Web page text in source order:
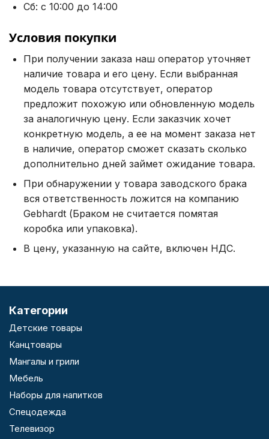
Сб: с 10:00 до 14:00
Условия покупки
При получении заказа наш оператор уточняет
наличие товара и его цену. Если выбранная
модель товара отсутствует, оператор
предложит похожую или обновленную модель
за аналогичную цену. Если заказчик хочет
конкретную модель, а ее на момент заказа нет
в наличие, оператор сможет сказать сколько
дополнительно дней займет ожидание товара.
При обнаружении у товара заводского брака
вся ответственность ложится на компанию
Gebhardt (Браком не считается помятая
коробка или упаковка).
В цену, указанную на сайте, включен НДС.
Категории
Детские товары
Канцтовары
Мангалы и грили
Мебель
Наборы для напитков
Спецодежда
Телевизор